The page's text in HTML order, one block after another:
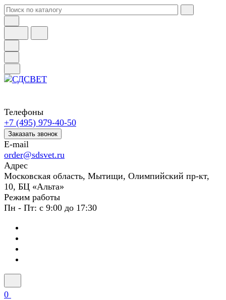
Телефоны
+7 (495) 979-40-50
Заказать звонок
E-mail
order@sdsvet.ru
Адрес
Московская область, Мытищи, Олимпийский пр-кт,
10, БЦ «Альта»
Режим работы
Пн - Пт: с 9:00 до 17:30
0